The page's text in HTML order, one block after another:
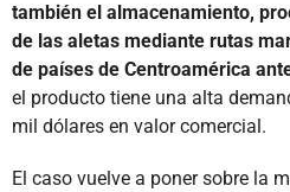
también el almacenamiento,
de las aletas mediante rutas
de países de Centroamérica
el producto tiene una alta
mil dólares en valor comercial.
El caso vuelve a poner sobre la